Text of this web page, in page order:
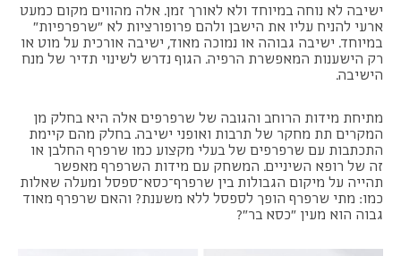
ישיבה לא נוחה במיוחד ולא לאורך זמן. אלה מהווים מקום כמעט
ארעי להניח עליו את הישבן ולהם פרופורציות לא "שרפרפיות"
במיוחד. ישיבה גבוהה או נמוכה מאוד, ישיבה אורכית על מוט או
רק הישענות המאפשרת הרפיה. הגוף נדרש לשינוי תדיר של מנח
הישיבה.
מתיחת מידות הרוחב והגובה של שרפרפים אלה היא בחלק מן
המקרים תת מחקר של תרבות ואופני ישיבה. בחלק מהם קיימת
התכתבות עם שרפרפים של בעלי מקצוע כמו שרפרף החלבן או
זה של רופא השיניים. המשחק עם מידות השרפרף מאפשר
תהייה על מיקום הגבולות בין שרפרף־כסא־ספסל ומעלה שאלות
כמו: מתי שרפרף הופך לספסל ללא משענת? והאם שרפרף מאוד
גבוה הוא מעין "כסא בר"?